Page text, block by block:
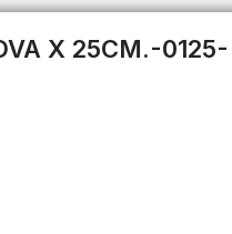
X 25CM.-0125-